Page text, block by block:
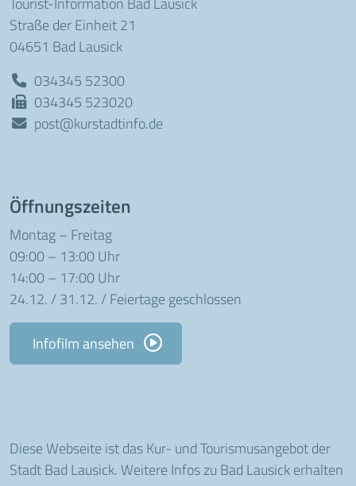
Straße der Einheit 21
04651 Bad Lausick
034345 52300
034345 523020
post@kurstadtinfo.de
Öffnungszeiten
Montag – Freitag
09:00 – 13:00 Uhr
14:00 – 17:00 Uhr
24.12. / 31.12. / Feiertage geschlossen
Infofilm ansehen
Diese Webseite ist das Kur- und Tourismusangebot der
Stadt Bad Lausick. Weitere Infos zu Bad Lausick erhalten